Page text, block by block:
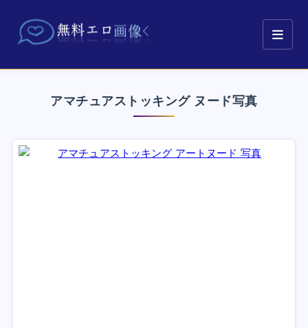
アマチュアストッキング ヌード写真